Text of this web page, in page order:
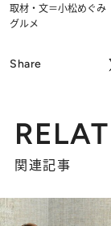
取材・文＝小松めぐ
グルメ
Share
関連記事